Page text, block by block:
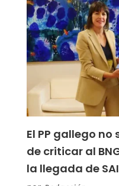
El PP gallego no
de criticar al
la llegada de